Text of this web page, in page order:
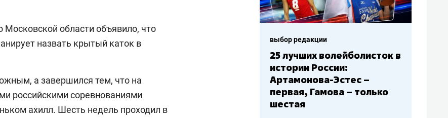
области объявило, что
назвать крытый каток в
а завершился тем, что на
российскими соревнованиями
ахилл. Шесть недель проходил в
выбор редакции
Бюджеты клубов КХЛ: СКА
– главный мажор, «Ак
Барс» – второй, «Салават
Юлаев» – середняк